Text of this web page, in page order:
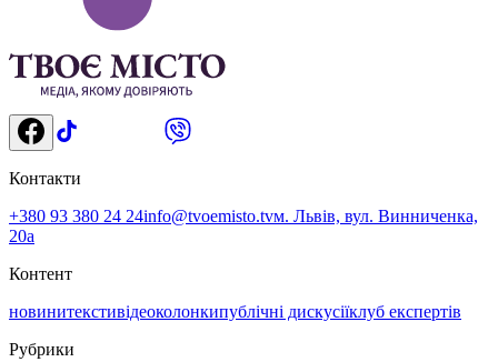
Контакти
+380 93 380 24 24info@tvoemisto.tvм. Львів, вул. Винниченка,
20а
Контент
новинитекстивідеоколонкипублічні дискусіїклуб експертів
Рубрики